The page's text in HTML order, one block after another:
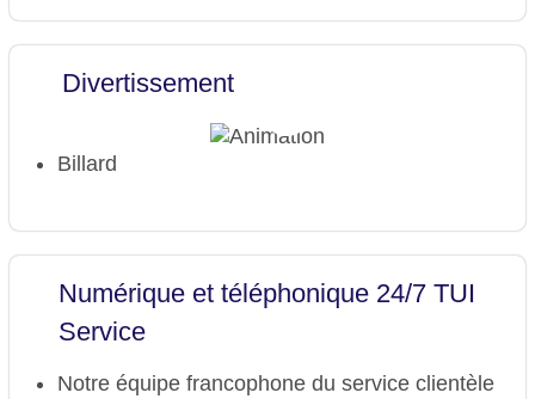
Chambres : 83
Divertissement
Billard
Numérique et téléphonique 24/7 TUI
Service
Notre équipe francophone du service clientèle